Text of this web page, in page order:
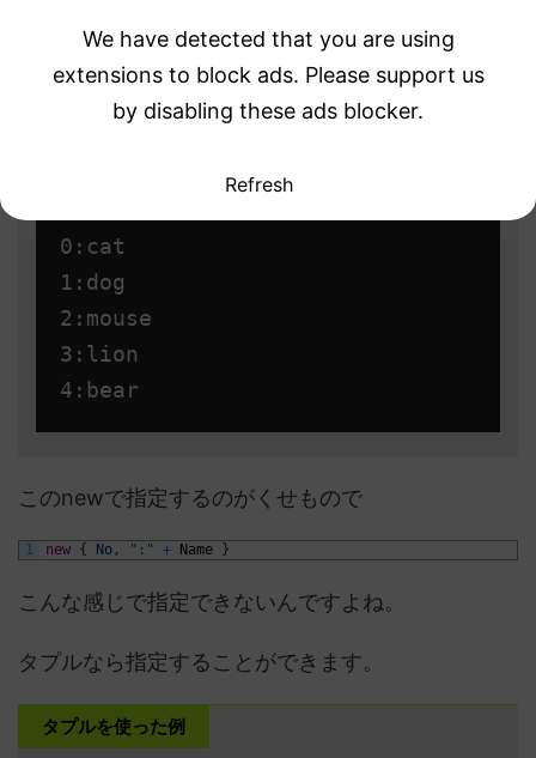
15
16
{
Console
WriteLine ( item No ":"
}
}
0:cat
1:dog
2:mouse
3:lion
このnewで指定するのがくせもので
1 new { No , ":" + Name }
こんな感じで指定できないんですよね。
タプルなら指定することができます。
タプルを使った例
We have detected that you are using
extensions to block ads. Please support us
by disabling these ads blocker.
Refresh